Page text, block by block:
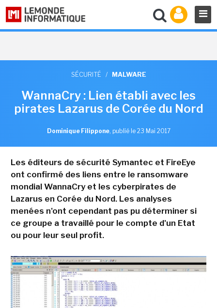
SÉCURITÉ / MALWARE
WannaCry : Lien établi avec les
pirates Lazarus de Corée du Nord
Dominique Filippone, publié le 23 Mai 2017
Les éditeurs de sécurité Symantec et FireEye
ont confirmé des liens entre le ransomware
mondial WannaCry et les cyberpirates de
Lazarus en Corée du Nord. Les analyses
menées n'ont cependant pas pu déterminer si
ce groupe a travaillé pour le compte d'un Etat
ou pour leur seul profit.